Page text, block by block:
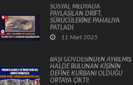
SOSYAL MEDYADA
PAYLAŞILAN DRİFT,
SÜRÜCÜLERİNE PAHALIYA
PATLADI
11 Mart 2025
BAŞI GÖVDESİNDEN AYRILMIŞ
HALDE BULUNAN KİŞİNİN
DEFİNE KURBANI OLDUĞU
ORTAYA ÇIKTI!